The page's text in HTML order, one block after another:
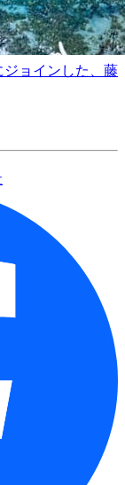
ョインした、藤